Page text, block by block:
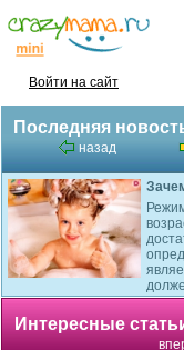
Войти на сайт
Последняя
назад
Интересные